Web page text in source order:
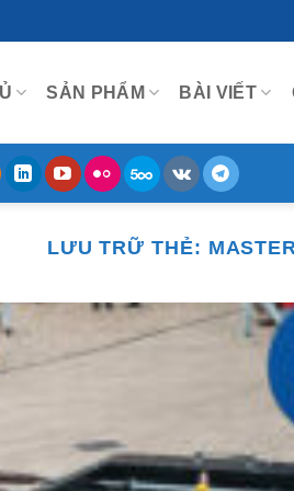
SẢN PHẨM BÀI VIẾT
LƯU TRỮ THẺ: